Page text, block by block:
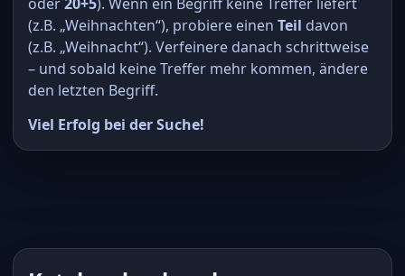
(z.B. „Weihnachten“), probiere einen Teil davon
(z.B. „Weihnacht“). Verfeinere danach schrittweise
– und sobald keine Treffer mehr kommen, ändere
den letzten Begriff.
Viel Erfolg bei der Suche!